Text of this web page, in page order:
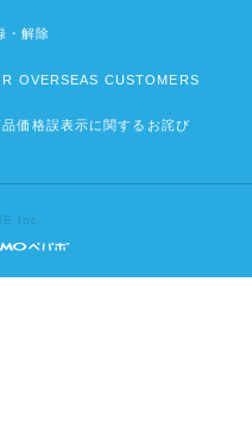
・解除
OVERSEAS CUSTOMERS
価格誤表示に関するお詫び
Inc.